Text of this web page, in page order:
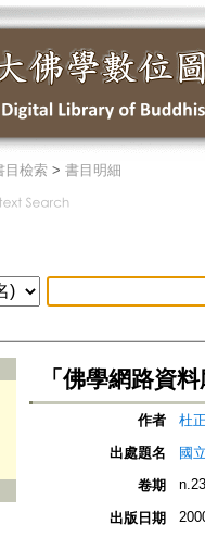
目檢索> 書目明細
「佛學網路資
作者
杜
出處題名
國
卷期
n.23
出版日期